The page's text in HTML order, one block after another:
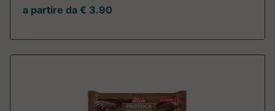
a partire da € 3.90